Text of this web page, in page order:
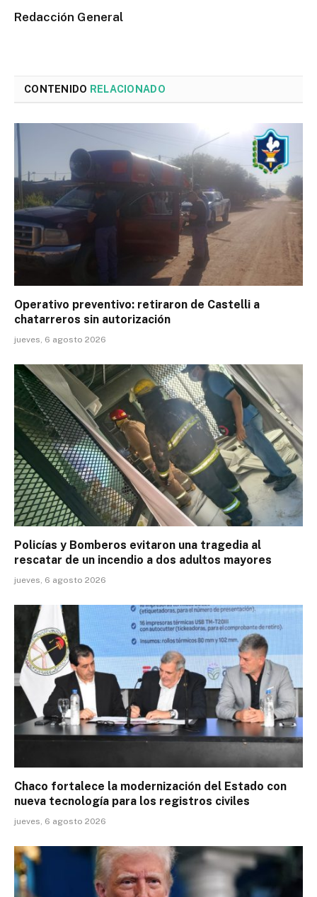
Redacción General
CONTENIDO RELACIONADO
Operativo preventivo: retiraron de Castelli a
chatarreros sin autorización
jueves, 6 agosto 2026
Policías y Bomberos evitaron una tragedia al
rescatar de un incendio a dos adultos mayores
jueves, 6 agosto 2026
Chaco fortalece la modernización del Estado con
nueva tecnología para los registros civiles
jueves, 6 agosto 2026